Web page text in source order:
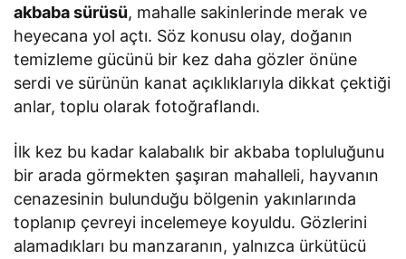
akbaba sürüsü, mahalle sakinlerinde merak ve
heyecana yol açtı. Söz konusu olay, doğanın
temizleme gücünü bir kez daha gözler önüne
serdi ve sürünün kanat açıklıklarıyla dikkat çektiği
anlar, toplu olarak fotoğraflandı.
İlk kez bu kadar kalabalık bir akbaba topluluğunu
bir arada görmekten şaşıran mahalleli, hayvanın
cenazesinin bulunduğu bölgenin yakınlarında
toplanıp çevreyi incelemeye koyuldu. Gözlerini
alamadıkları bu manzaranın, yalnızca ürkütücü